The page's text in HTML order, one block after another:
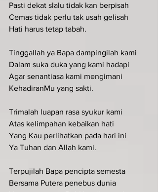
Pasti dekat slalu tidak kan berpisah
Cemas tidak perlu tak usah gelisah
Hati harus tetap tabah.
Tinggallah ya Bapa dampingilah kami
Dalam suka duka yang kami hadapi
Agar senantiasa kami mengimani
KehadiranMu yang sakti.
Trimalah luapan rasa syukur kami
Atas kelimpahan kebaikan hati
Yang Kau perlihatkan pada hari ini
Ya Tuhan dan Allah kami.
Terpujilah Bapa pencipta semesta
Bersama Putera penebus dunia